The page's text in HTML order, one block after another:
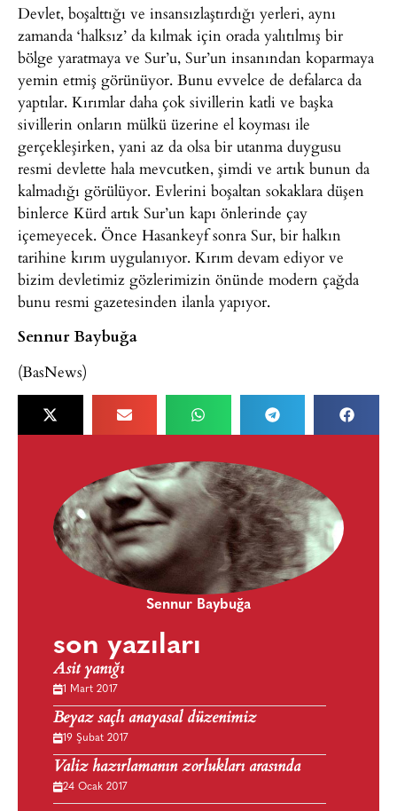
Devlet, boşalttığı ve insansızlaştırdığı yerleri, aynı
zamanda ‘halksız’ da kılmak için orada yalıtılmış bir
bölge yaratmaya ve Sur’u, Sur’un insanından koparmaya
yemin etmiş görünüyor. Bunu evvelce de defalarca da
yaptılar. Kırımlar daha çok sivillerin katli ve başka
sivillerin onların mülkü üzerine el koyması ile
gerçekleşirken, yani az da olsa bir utanma duygusu
resmi devlette hala mevcutken, şimdi ve artık bunun da
kalmadığı görülüyor. Evlerini boşaltan sokaklara düşen
binlerce Kürd artık Sur’un kapı önlerinde çay
içemeyecek. Önce Hasankeyf sonra Sur, bir halkın
tarihine kırım uygulanıyor. Kırım devam ediyor ve
bizim devletimiz gözlerimizin önünde modern çağda
bunu resmi gazetesinden ilanla yapıyor.
Sennur Baybuğa
(BasNews)
Sennur Baybuğa
son yazıları
Asit yanığı
1 Mart 2017
Beyaz saçlı anayasal düzenimiz
19 Şubat 2017
Valiz hazırlamanın zorlukları arasında
24 Ocak 2017